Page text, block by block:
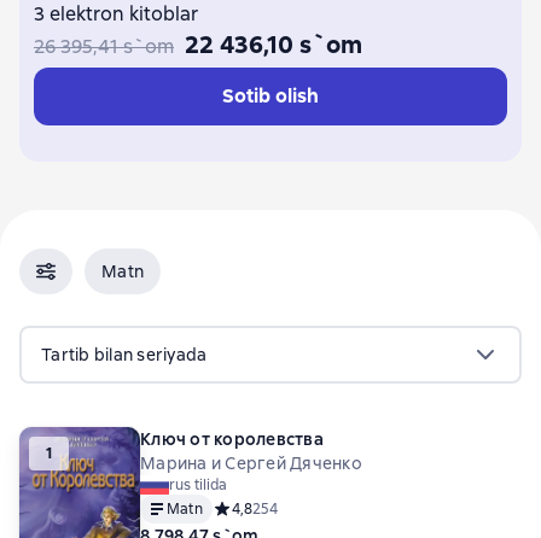
3 elektron kitoblar
26 395,41 s`om 22 436,10 s`om
Sotib olish
Matn
Tartib bilan seriyada
1
Ключ от королевства
Марина и Сергей Дяченко
rus tilida
Matn
Средний рейтинг 4,8 на основе 254 оценок
4,8254